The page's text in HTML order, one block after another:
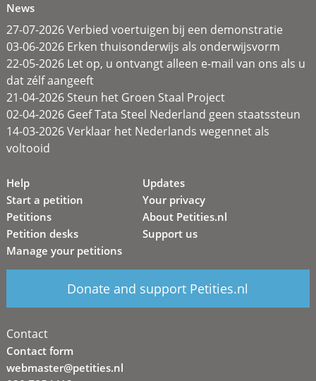
News
27-07-2026 Verbied voertuigen bij een demonstratie
03-06-2026 Erken thuisonderwijs als onderwijsvorm
22-05-2026 Let op, u ontvangt alleen e-mail van ons als u
dat zélf aangeeft
21-04-2026 Steun het Groen Staal Project
02-04-2026 Geef Tata Steel Nederland geen staatssteun
14-03-2026 Verklaar het Nederlands wegennet als
voltooid
Help
Start a petition
Petitions
Petition desks
Manage your petitions
Updates
Your privacy
About Petities.nl
Support us
Donate and support Petities.nl
Contact
Contact form
webmaster@petities.nl